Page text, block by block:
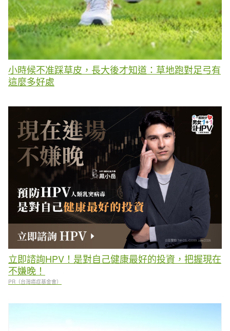
小時候不准踩草皮，長大後才知道：草地跑對足弓有
這麼多好處
立即諮詢HPV！是對自己健康最好的投資，把握現在
不嫌晚！
PR（台灣癌症基金會）